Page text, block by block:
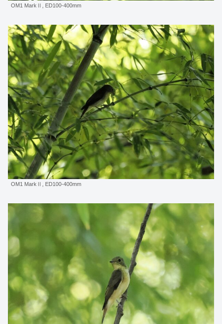
OM1 MarkⅡ, ED100-400mm
OM1 MarkⅡ, ED100-400mm